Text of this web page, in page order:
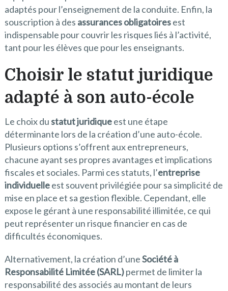
adaptés pour l’enseignement de la conduite. Enfin, la
souscription à des assurances obligatoiresest
indispensable pour couvrir les risques liés à l’activité,
tant pour les élèves que pour les enseignants.
Choisir le statut juridique
adapté à son auto-école
Le choix dustatut juridiqueest une étape
déterminante lors de la création d’une auto-école.
Plusieurs options s’offrent aux entrepreneurs,
chacune ayant ses propres avantages et implications
fiscales et sociales. Parmi ces statuts, l’entreprise
individuelleest souvent privilégiée pour sa simplicité de
mise en place et sa gestion flexible. Cependant, elle
expose le gérant à une responsabilité illimitée, ce qui
peut représenter un risque financier en cas de
difficultés économiques.
Alternativement, la création d’uneSociété à
Responsabilité Limitée (SARL)permet de limiter la
responsabilité des associés au montant de leurs